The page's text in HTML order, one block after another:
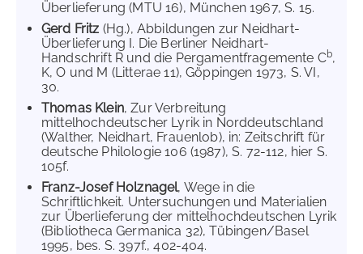
Überlieferung (MTU 16), München 1967, S. 15.
Gerd Fritz (Hg.), Abbildungen zur Neidhart-
Überlieferung I. Die Berliner Neidhart-
Handschrift R und die Pergamentfragemente Cb,
K, O und M (Litterae 11), Göppingen 1973, S. VI,
30.
Thomas Klein, Zur Verbreitung
mittelhochdeutscher Lyrik in Norddeutschland
(Walther, Neidhart, Frauenlob), in: Zeitschrift für
deutsche Philologie 106 (1987), S. 72-112, hier S.
105f.
Franz-Josef Holznagel, Wege in die
Schriftlichkeit. Untersuchungen und Materialien
zur Überlieferung der mittelhochdeutschen Lyrik
(Bibliotheca Germanica 32), Tübingen/Basel
1995, bes. S. 397f., 402-404.